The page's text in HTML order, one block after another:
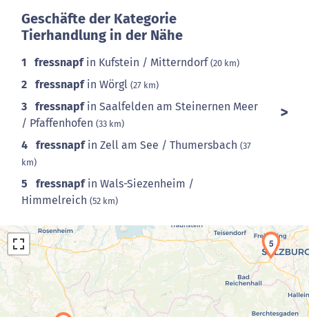
Geschäfte der Kategorie
Tierhandlung in der Nähe
1 fressnapfin Kufstein / Mitterndorf(20 km)
2 fressnapfin Wörgl (27 km)
3 fressnapfin Saalfelden am Steinernen Meer
/ Pfaffenhofen (33 km)
4 fressnapfin Zell am See / Thumersbach (37
km)
5 fressnapfin Wals-Siezenheim /
Himmelreich (52 km)
5